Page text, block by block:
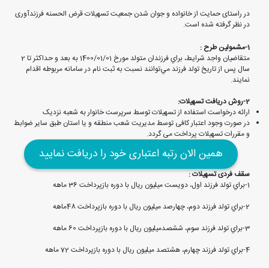
در راستای حمایت از خانواده و جوان شدن جمعیت تسهیلات قرض الحسنه فرزندآوری
در نظر گرفته شده است.
1-مشمولین طرح :
متقاضيان واجد شرايط، براي فرزندان متولد مورخ 1400/01/01 به بعد و حداكثر تا 2
سال پس از تاريخ تولد فرزند مي‌توانند نسبت به ثبت نام در سامانه مربوطه اقدام
نمايند.
2-روش دریافت تسهیلات:
ارائه درخواست استفاده از تسهیلات توسط سرپرست خانوار به شعبه نزدیک
در صورت وجود اعتبار کافی توسط مدیریت شعب منطقه و یا استان طبق سایر ضوابط
و مقررات تسهیلات پرداخت می گردد.
همین الان رتبه اعتباری خود را دریافت نمایید
سقف فردی تسهیلات :
1-براي تولد فرزند اول، دویست میلیون ریال با دوره بازپرداخت 36 ماهه
2-براي تولد فرزند دوم، چهارصد میلیون ریال با دوره بازپرداخت 48ماهه
3-براي تولد فرزند سوم، ششصدمیلیون ریال با دوره بازپرداخت 60 ماهه
4-براي تولد فرزند چهارم، هشتصد میلیون ریال با دوره بازپرداخت 72 ماهه